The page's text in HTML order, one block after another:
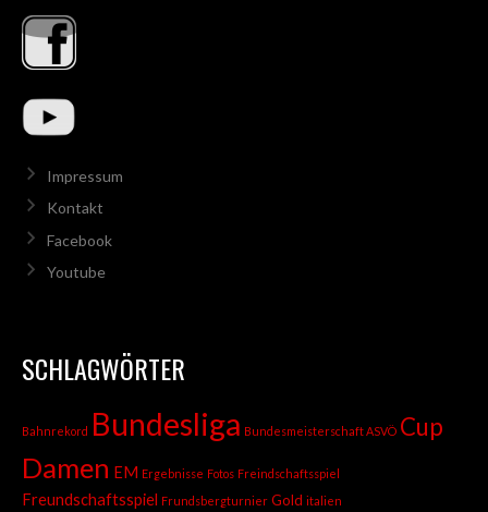
Impressum
Kontakt
Facebook
Youtube
SCHLAGWÖRTER
Bahnrekord Bundesliga Bundesmeisterschaft ASVÖ Cup
Damen EM Ergebnisse Fotos Freindschaftsspiel
Freundschaftsspiel Frundsbergturnier Gold italien